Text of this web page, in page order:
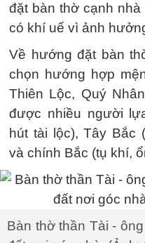
đặt bàn thờ cạnh
có khí uế vì ảnh
Về hướng đặt bàn
chọn hướng hợp
Thiên Lộc, Quý
được nhiều người
hút tài lộc), Tây Bắc
và chính Bắc (tụ khí,
Bàn thờ thần Tài -